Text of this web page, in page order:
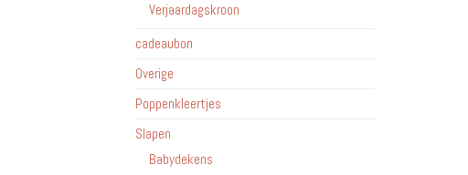
Verjaardagskroon
cadeaubon
Overige
Poppenkleertjes
Slapen
Babydekens